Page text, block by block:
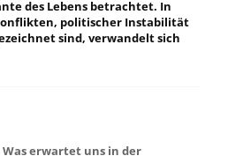
des Lebens betrachtet. In
politischer Instabilität
sind, verwandelt sich